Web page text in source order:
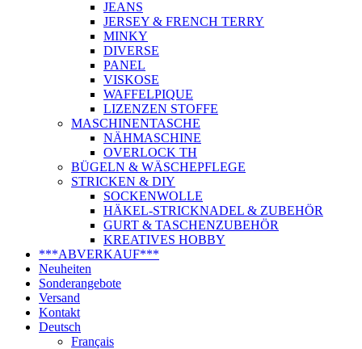
JEANS
JERSEY & FRENCH TERRY
MINKY
DIVERSE
PANEL
VISKOSE
WAFFELPIQUE
LIZENZEN STOFFE
MASCHINENTASCHE
NÄHMASCHINE
OVERLOCK TH
BÜGELN & WÄSCHEPFLEGE
STRICKEN & DIY
SOCKENWOLLE
HÄKEL-STRICKNADEL & ZUBEHÖR
GURT & TASCHENZUBEHÖR
KREATIVES HOBBY
***ABVERKAUF***
Neuheiten
Sonderangebote
Versand
Kontakt
Deutsch
Français